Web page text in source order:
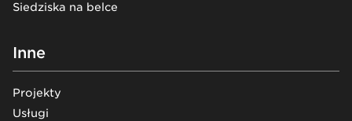
Siedziska na belce
Inne
Projekty
Usługi